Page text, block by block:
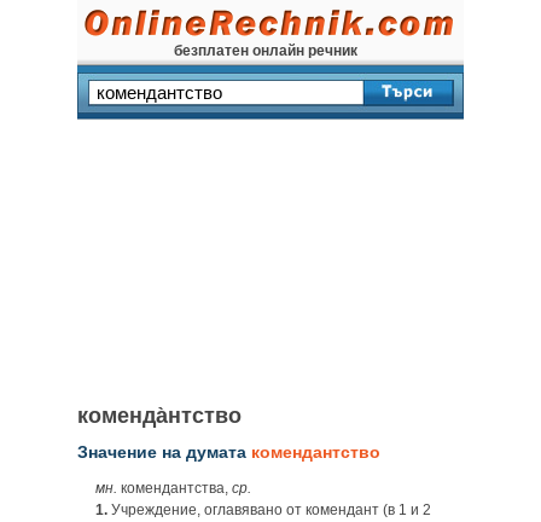
безплатен онлайн речник
коменда̀нтство
Значение на думата комендантство
мн. комендантства, ср.
1. Учреждение, оглавявано от комендант (в 1 и 2